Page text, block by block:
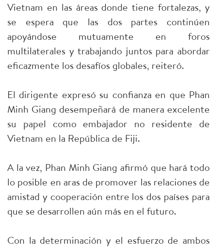
Vietnam en las áreas donde tiene fortalezas, y
se espera que las dos partes continúen
apoyándose mutuamente en foros
multilaterales y trabajando juntos para abordar
eficazmente los desafíos globales, reiteró.
El dirigente expresó su confianza en que Phan
Minh Giang desempeñará de manera excelente
su papel como embajador no residente de
Vietnam en la República de Fiji.
A la vez, Phan Minh Giang afirmó que hará todo
lo posible en aras de promover las relaciones de
amistad y cooperación entre los dos países para
que se desarrollen aún más en el futuro.
Con la determinación y el esfuerzo de ambos